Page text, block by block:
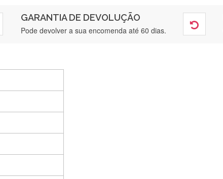
GARANTIA DE DEVOLUÇÃO
Pode devolver a sua encomenda até 60 dias.
Silvia Lopes
Gostei ,Serviço bastante rápido. recomendo